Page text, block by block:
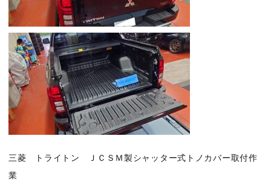
三菱 トライトン ＪＣＳＭ製シャッター式トノカバー取付作
業